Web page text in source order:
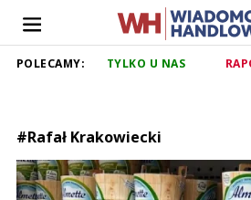
POLECAMY: TYLKO U NAS
#Rafał Krakowiecki